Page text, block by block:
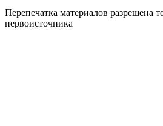
Перепечатка материалов разрешена
первоисточника